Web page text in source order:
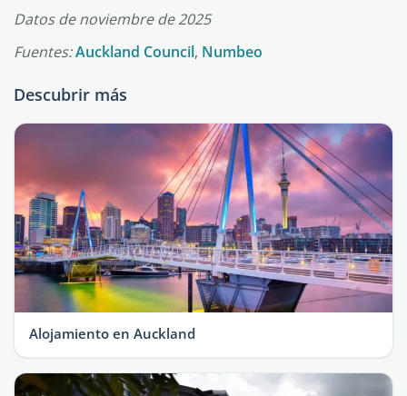
Datos de noviembre de 2025
Fuentes:Auckland Council, Numbeo
Descubrir más
Alojamiento en Auckland